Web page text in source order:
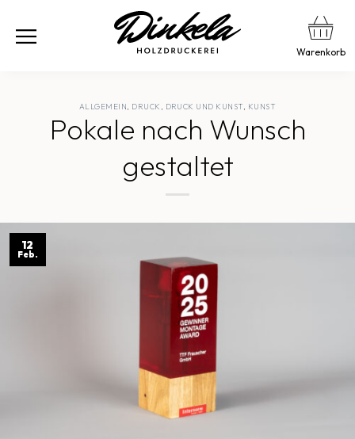
Warenkorb
ALLGEMEIN, DRUCK , DRUCK UND KUNST, KUNST
Pokale nach Wunsch
gestaltet
12
Feb.